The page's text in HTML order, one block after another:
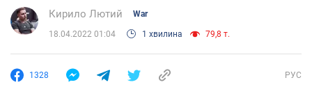
Кирило Лютий War
18.04.2022 01:04 1 хвилина 79,8 т.
1328 РУС